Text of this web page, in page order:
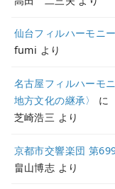
仙台フィルハーモニ
fumi より
名古屋フィルハーモ
地方文化の継承〉
に
芝崎浩三 より
京都市交響楽団 第
畠山博志 より